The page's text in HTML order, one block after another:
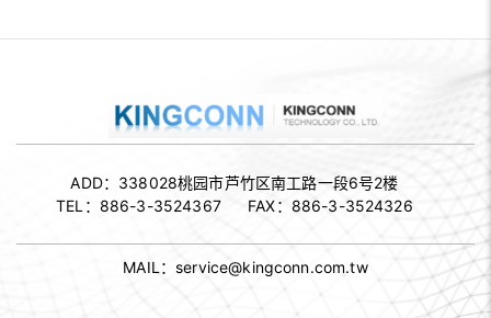
ADD： 338028桃园市芦竹区南工路一段6号2楼
TEL： 886-3-3524367 FAX： 886-3-3524326
MAIL：service@kingconn.com.tw